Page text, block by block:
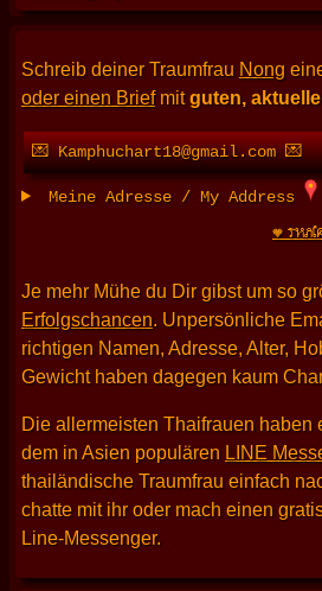
Schreib deiner Traumfrau Nong
oder einen Briefmitguten,
💌 Kamphuchart18@gmail.com 💌
Meine Adresse / My Address
🧡
Je mehr Mühe du Dir gibst um so
Erfolgschancen. Unpersönliche
richtigen Namen, Adresse, Alter,
Gewicht haben dagegen kaum
Die allermeisten Thaifrauen haben
dem in Asien populären LINE
thailändische Traumfrau einfach
chatte mit ihr oder mach einen
Line-Messenger.